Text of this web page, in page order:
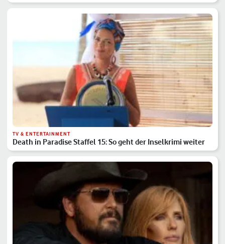
TV & ENTERTAINMENT
Death in Paradise Staffel 15: So geht der Inselkrimi weiter